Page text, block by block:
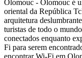
Olomouc - Olomouc é
oriental da República
arquitetura
turistas de todo o
conectados enquanto
Fi para serem
encontrar Wi-Fi em